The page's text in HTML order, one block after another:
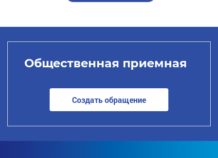
Общественная приемная
Создать обращение